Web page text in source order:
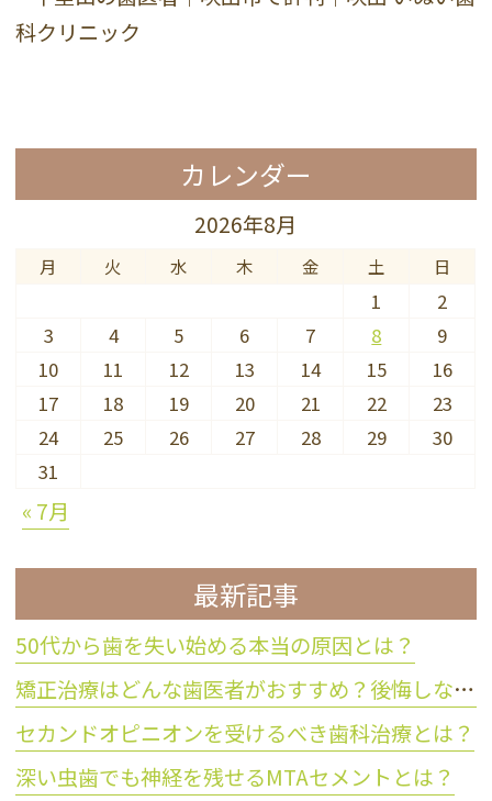
カレンダー
2026年8月
月 火 水 木 金 土 日
1
2
3
4 5 6 7 8
9
10
11 12 13 14 15
16
17
18 19 20 21 22
23
24
25 26 27 28 29
30
31
« 7月
最新記事
50代から歯を失い始める本当の原因とは？
矯正治療はどんな歯医者がおすすめ？後悔しない歯科医院の選び方
セカンドオピニオンを受けるべき歯科治療とは？
深い虫歯でも神経を残せるMTAセメントとは？